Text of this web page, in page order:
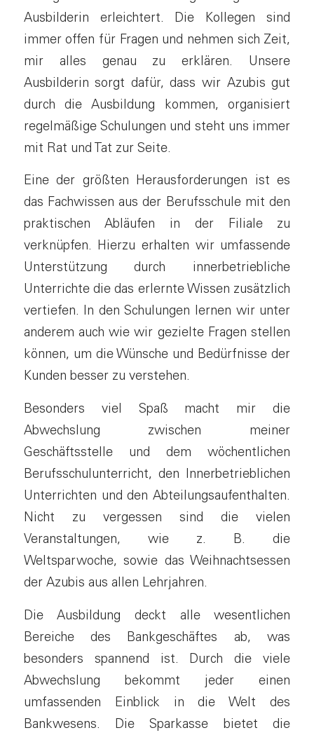
Ausbilderin erleichtert. Die Kollegen sind
immer offen für Fragen und nehmen sich Zeit,
mir alles genau zu erklären. Unsere
Ausbilderin sorgt dafür, dass wir Azubis gut
durch die Ausbildung kommen, organisiert
regelmäßige Schulungen und steht uns immer
mit Rat und Tat zur Seite.
Eine der größten Herausforderungen ist es
das Fachwissen aus der Berufsschule mit den
praktischen Abläufen in der Filiale zu
verknüpfen. Hierzu erhalten wir umfassende
Unterstützung durch innerbetriebliche
Unterrichte die das erlernte Wissen zusätzlich
vertiefen. In den Schulungen lernen wir unter
anderem auch wie wir gezielte Fragen stellen
können, um die Wünsche und Bedürfnisse der
Kunden besser zu verstehen.
Besonders viel Spaß macht mir die
Abwechslung zwischen meiner
Geschäftsstelle und dem wöchentlichen
Berufsschulunterricht, den Innerbetrieblichen
Unterrichten und den Abteilungsaufenthalten.
Nicht zu vergessen sind die vielen
Veranstaltungen, wie z. B. die
Weltsparwoche, sowie das Weihnachtsessen
der Azubis aus allen Lehrjahren.
Die Ausbildung deckt alle wesentlichen
Bereiche des Bankgeschäftes ab, was
besonders spannend ist. Durch die viele
Abwechslung bekommt jeder einen
umfassenden Einblick in die Welt des
Bankwesens. Die Sparkasse bietet die